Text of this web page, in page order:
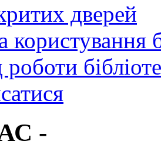
дверей
користування
роботи
-